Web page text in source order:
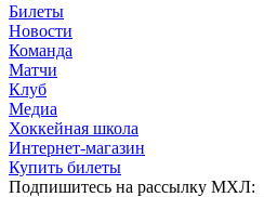
Билеты
Новости
Команда
Матчи
Клуб
Медиа
Хоккейная школа
Интернет-магазин
Купить билеты
Подпишитесь на рассылку МХЛ: